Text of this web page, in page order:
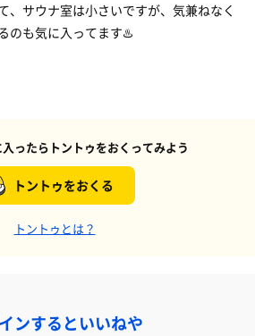
、サウナ室は小さいですが、気兼ねなく
のも気に入ってます♨️
ったらトントゥをおくってみよう
トントゥをおくる
トントゥとは？
ンするといいねや